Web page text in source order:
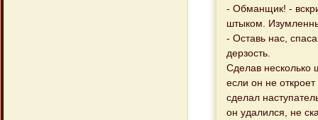
- Обманщик! -
штыком.
- Оставь нас,
дерзость.
Сделав несколько
если он не
сделал
он удалился, не